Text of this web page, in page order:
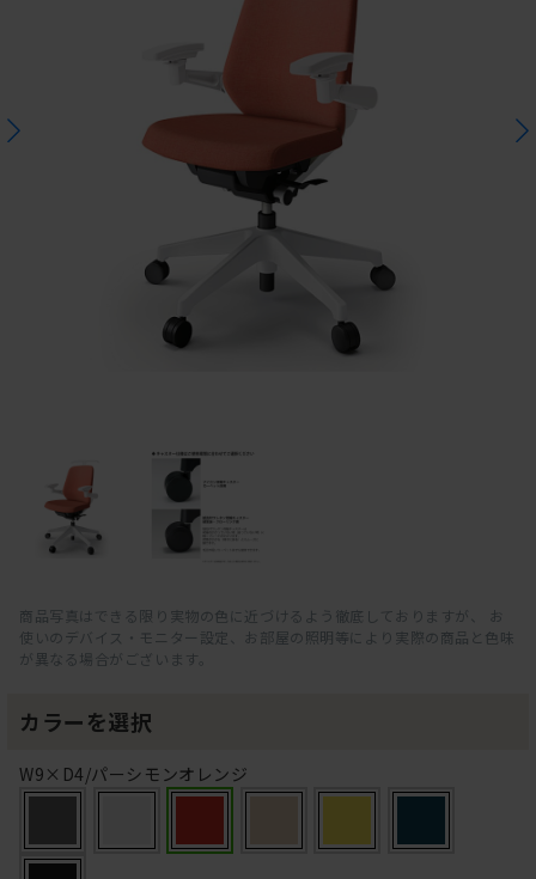
商品写真はできる限り実物の色に近づけるよう徹底しておりますが、 お
使いのデバイス・モニター設定、お部屋の照明等により実際の商品と色味
が異なる場合がございます。
カラーを選択
W9×D4/パーシモンオレンジ